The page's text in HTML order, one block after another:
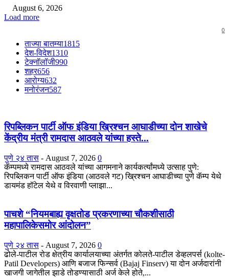
August 6, 2026
Load more
0
ताज्या बातम्या1815
देश-विदेश1310
टेक्नॉलॉजी990
शहर656
आरोग्य632
मनोरंजन587
रिपब्लिकन पार्टी ऑफ इंडिया ख्रिश्चन आघाडीच्या दोन शाखेचे
केंद्रीय मंत्री रामदास आठवले यांच्या हस्ते...
पुणे २४ तास - August 7, 2026 0
कॅम्पमध्ये रामदास आठवले यांच्या आगमनाने कार्यकर्त्यांमध्ये उत्साह पुणे:
रिपब्लिकन पार्टी ऑफ इंडिया (आठवले गट) ख्रिश्चन आघाडीच्या पुणे कॅम्प येथे
डायमंड हॉटेल येथे व विरवाणी प्लाझा...
पाचशे “नियमबाह्य वृक्षतोड प्रकरणाच्या चौकशीसाठी
महापालिकेसमोर आंदोलन”
पुणे २४ तास - August 7, 2026 0
ढोले-पाटील रोड क्षेत्रीय कार्यालयाच्या अंतर्गत कोलते-पाटील डेव्हलपर्स (kolte-
Patil Developers) आणि बजाज फिन्सर्व (Bajaj Finserv) या दोन अर्जदारांनी
खाजगी जागेतील झाडे तोडण्यासाठी अर्ज केले होते,...